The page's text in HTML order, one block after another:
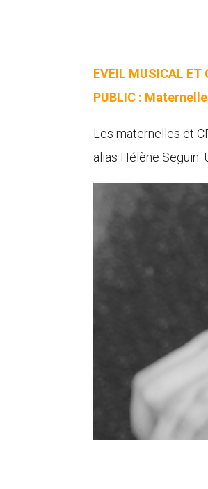
EVEIL MUSICAL ET
PUBLIC :
Les maternelles et
alias Hélène